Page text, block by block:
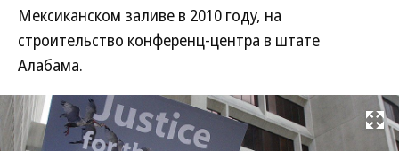
Мексиканском заливе в 2010 году, на
строительство конференц-центра в штате
Алабама.
Развернуть